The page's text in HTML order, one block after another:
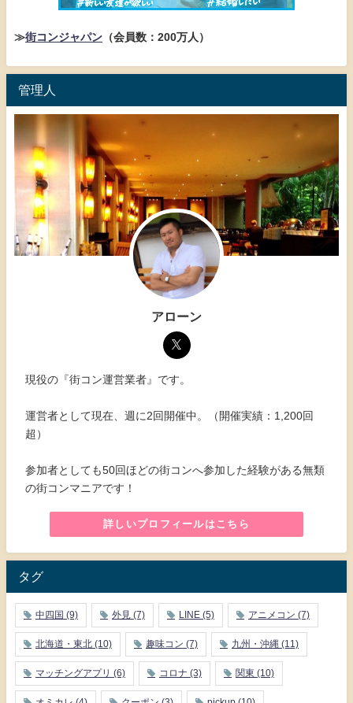
≫街コンジャパン （会員数：200万人）
管理人
アローン
現役の『街コン運営業者』です。
運営者として現在、週に2回開催中。（開催実績：1,200回
超）
参加者としても50回ほどの街コンへ参加した経験がある無類
の街コンマニアです！
詳しいプロフィールはこちら
タグ
中四国 (9) 外見 (7) LINE (5) アニメコン (7)
北海道・東北 (10) 趣味コン (7) 九州・沖縄 (11)
マッチングアプリ (6) コロナ (3) 関東 (10)